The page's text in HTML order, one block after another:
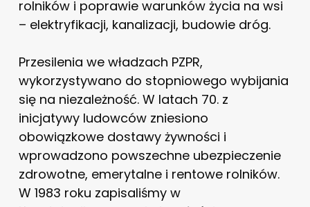
rolników i poprawie warunków życia na wsi
– elektryfikacji, kanalizacji, budowie dróg.
Przesilenia we władzach PZPR,
wykorzystywano do stopniowego wybijania
się na niezależność. W latach 70. z
inicjatywy ludowców zniesiono
obowiązkowe dostawy żywności i
wprowadzono powszechne ubezpieczenie
zdrowotne, emerytalne i rentowe rolników.
W 1983 roku zapisaliśmy w